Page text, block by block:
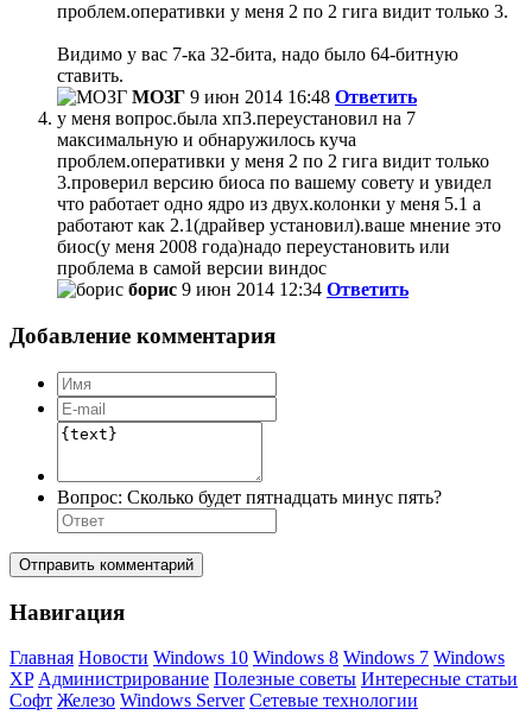
проблем.оперативки у меня 2 по 2 гига видит только 3.
Видимо у вас 7-ка 32-бита, надо было 64-битную
ставить.
МОЗГ 9 июн 2014 16:48 Ответить
у меня вопрос.была хп3.переустановил на 7
максимальную и обнаружилось куча
проблем.оперативки у меня 2 по 2 гига видит только
3.проверил версию биоса по вашему совету и увидел
что работает одно ядро из двух.колонки у меня 5.1 а
работают как 2.1(драйвер установил).ваше мнение это
биос(у меня 2008 года)надо переустановить или
проблема в самой версии виндос
борис 9 июн 2014 12:34 Ответить
Добавление комментария
Вопрос: Сколько будет пятнадцать минус пять?
Отправить комментарий
Навигация
Главная Новости Windows 10 Windows 8 Windows 7 Windows
XP Администрирование Полезные советы Интересные статьи
Софт Железо Windows Server Сетевые технологии